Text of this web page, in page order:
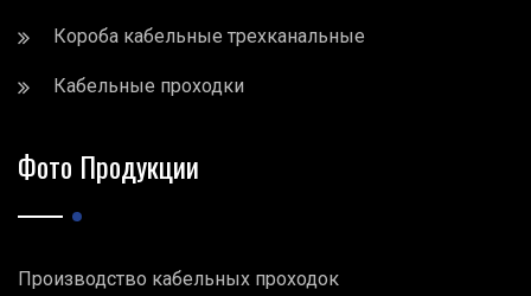
Короба кабельные трехканальные
Кабельные проходки
Фото Продукции
Производство кабельных проходок